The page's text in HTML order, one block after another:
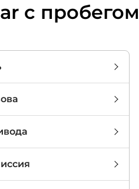
с пробегом